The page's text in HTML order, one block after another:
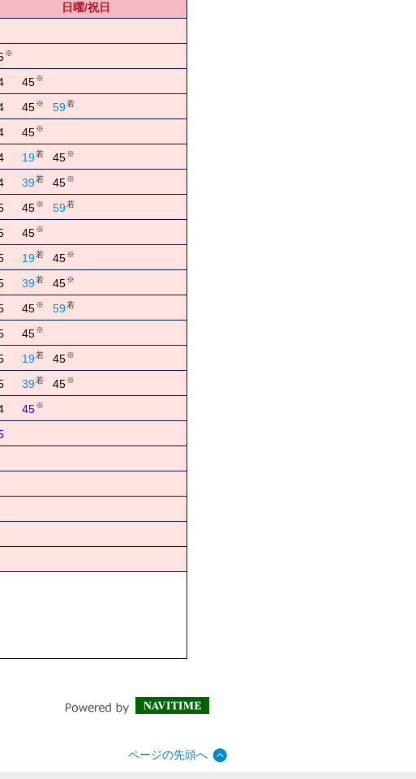
日曜/祝日
※
45※
45※ 59若
45※
19若 45※
39若 45※
45※ 59若
45※
19若 45※
39若 45※
45※ 59若
45※
19若 45※
39若 45※
45※
ページの先頭へ